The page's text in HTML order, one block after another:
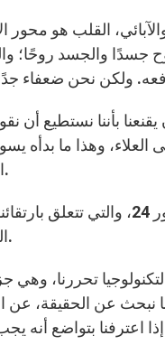
القلب هو محور
والجسد روحًا؛
بأننا نستطيع أن
العلاء، وهذا ما
البشري، لكي يرفعنا إلى العلاء نحو ذاته، نحو الله الحي.
وقدم البابا الوسائل التي
النقية، القلب الطاهر، رفض الرياء، البحث عن وجه الله.
تحررنا، وهي
نبحث عن الحقيقة، عن
بتواضع أنه يجب